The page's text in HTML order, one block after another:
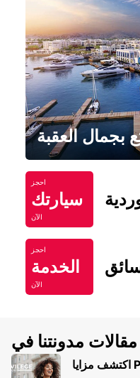
بجمال العقبة
احجز
سيارتك
الآن
احجز
الخدمة
الآن